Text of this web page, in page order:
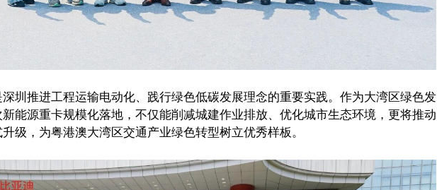
圳推进工程运输电动化、践行绿色低碳发展理念的重要实践。作为大湾区绿色发
能源重卡规模化落地，不仅能削减城建作业排放、优化城市生态环境，更将推动
级，为粤港澳大湾区交通产业绿色转型树立优秀样板。